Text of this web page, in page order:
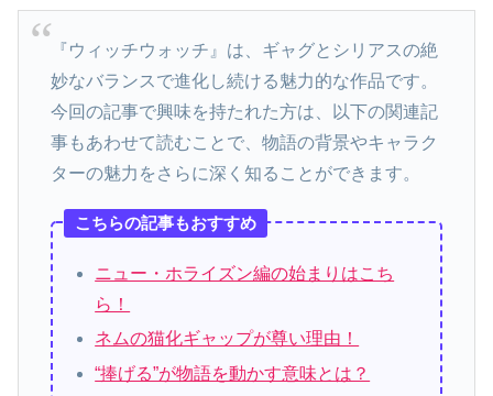
『ウィッチウォッチ』は、ギャグとシリアスの絶
妙なバランスで進化し続ける魅力的な作品です。
今回の記事で興味を持たれた方は、以下の関連記
事もあわせて読むことで、物語の背景やキャラク
ターの魅力をさらに深く知ることができます。
こちらの記事もおすすめ
ニュー・ホライズン編の始まりはこち
ら！
ネムの猫化ギャップが尊い理由！
“捧げる”が物語を動かす意味とは？